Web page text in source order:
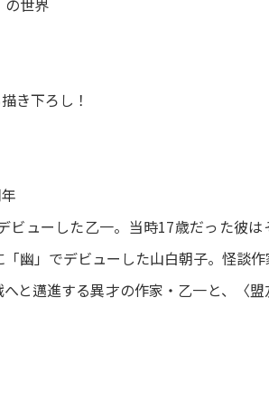
き下ろし！
ビューした乙一。当時17歳だった彼
幽」でデビューした山白朝子。怪談
と邁進する異才の作家・乙一と、〈